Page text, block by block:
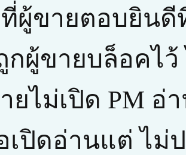
ผู้ขายตอบยินดี
กผู้ขายบล็อคไว้
ยไม่เปิด PM อ่
เปิดอ่านแต่ ไม่